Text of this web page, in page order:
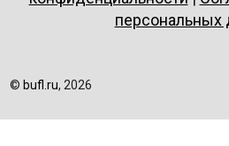
персональных
© bufl.ru, 2026